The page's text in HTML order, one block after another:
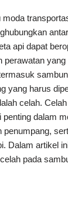
api dapat
perawatan
yang harus
celah.
penting dalam
penumpang,
Dalam artikel
pada